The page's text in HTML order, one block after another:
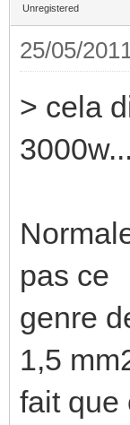
Unregistered
25/05/
> cela
pas ce
genre
1,5
fait que